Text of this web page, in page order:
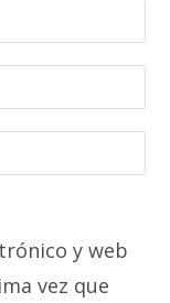
y web
vez que